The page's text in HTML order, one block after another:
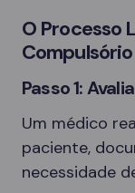
O Processo
Compulsório
Passo 1:
Um médico
paciente,
necessidade